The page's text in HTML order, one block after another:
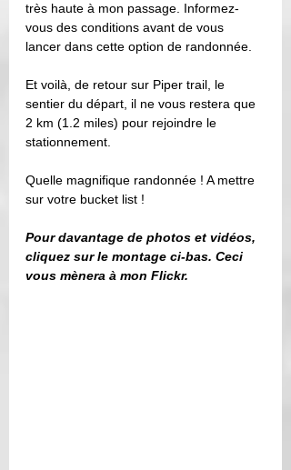
très haute à mon passage. Informez-
vous des conditions avant de vous
lancer dans cette option de randonnée.
Et voilà, de retour sur Piper trail, le
sentier du départ, il ne vous restera que
2 km (1.2 miles) pour rejoindre le
stationnement.
Quelle magnifique randonnée ! A mettre
sur votre bucket list !
Pour davantage de photos et vidéos,
cliquez sur le montage ci-bas. Ceci
vous mènera à mon Flickr.